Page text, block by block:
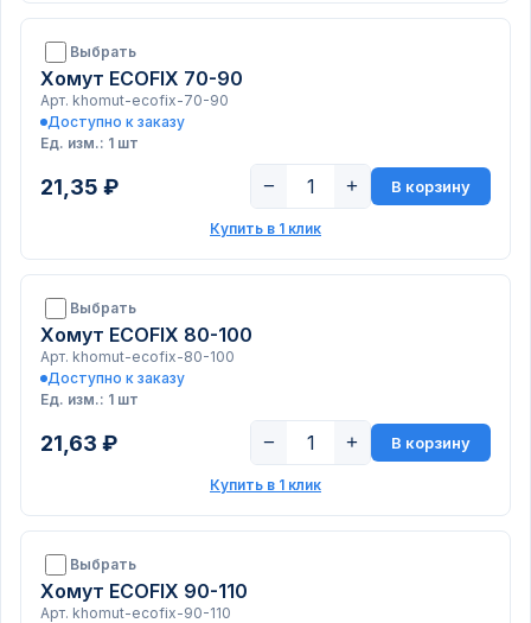
Выбрать
Хомут ECOFIX 70-90
Арт. khomut-ecofix-70-90
Доступно к заказу
Ед. изм.: 1 шт
21,35 ₽ − + В корзину
Купить в 1 клик
Выбрать
Хомут ECOFIX 80-100
Арт. khomut-ecofix-80-100
Доступно к заказу
Ед. изм.: 1 шт
21,63 ₽ − + В корзину
Купить в 1 клик
Выбрать
Хомут ECOFIX 90-110
Арт. khomut-ecofix-90-110